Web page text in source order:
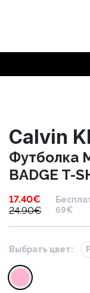
Calvin
Футболка
BADGE T-
17.40€
24.90€
69€
Выбрать цвет: